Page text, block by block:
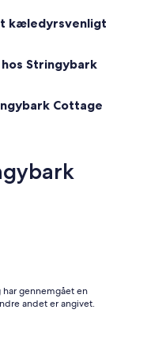
kæledyrsvenligt
Stringybark
Cottage
gennemgået en
andet er angivet.